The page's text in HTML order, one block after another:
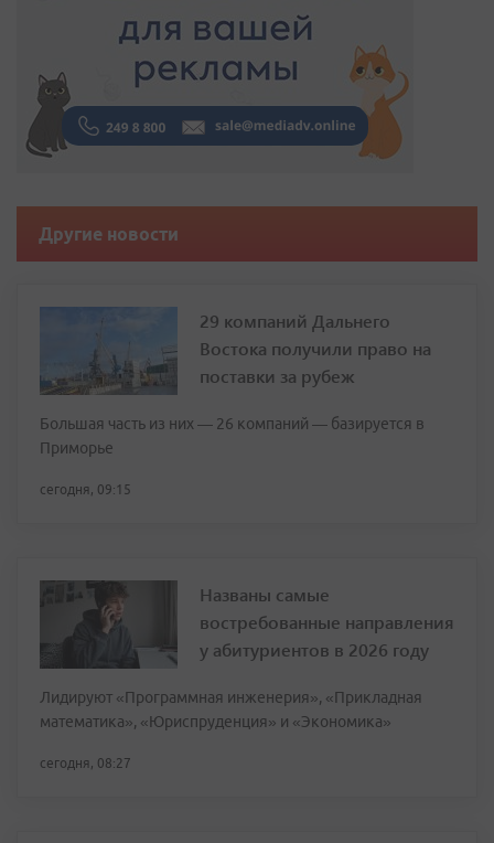
Другие новости
29 компаний Дальнего
Востока получили право на
поставки за рубеж
Большая часть из них — 26 компаний — базируется в
Приморье
сегодня, 09:15
Названы самые
востребованные направления
у абитуриентов в 2026 году
Лидируют «Программная инженерия», «Прикладная
математика», «Юриспруденция» и «Экономика»
сегодня, 08:27